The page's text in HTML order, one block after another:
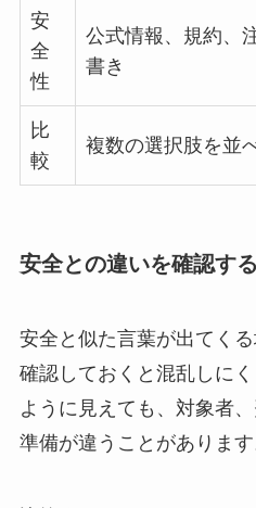
安
全
性
公式情報、規約、
書き
比
較
複数の選択肢を並
安全との違いを確認する
安全と似た言葉が出てく
確認しておくと混乱しに
ように見えても、対象者
準備が違うことがあります